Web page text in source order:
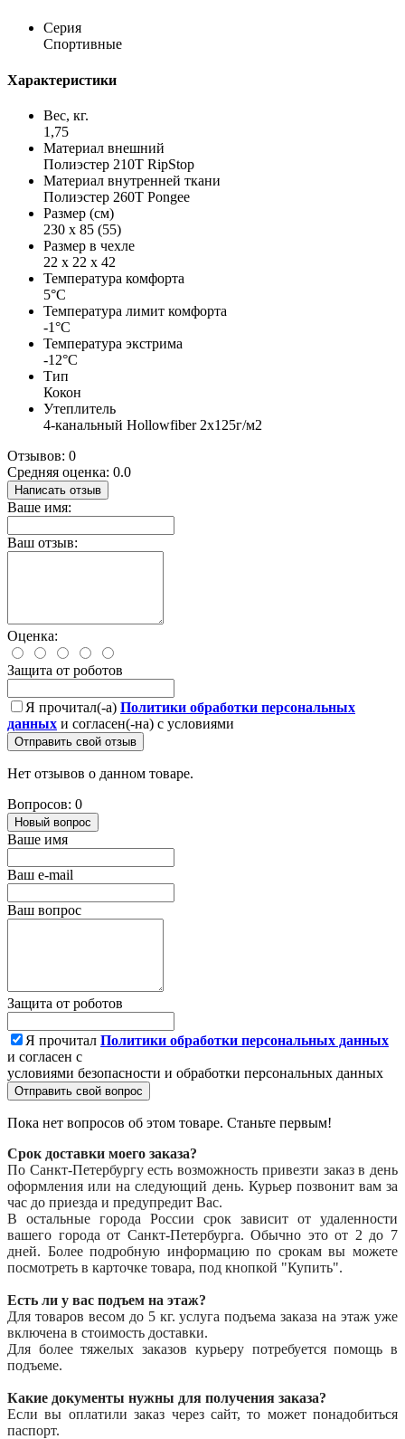
Серия
Спортивные
Характеристики
Вес, кг.
1,75
Материал внешний
Полиэстер 210T RipStop
Материал внутренней ткани
Полиэстер 260T Pongee
Размер (см)
230 x 85 (55)
Размер в чехле
22 x 22 x 42
Температура комфорта
5°C
Температура лимит комфорта
-1°C
Температура экстрима
-12°C
Тип
Кокон
Утеплитель
4-канальный Hollowfiber 2х125г/м2
Отзывов: 0
Средняя оценка: 0.0
Написать отзыв
Ваше имя:
Ваш отзыв:
Оценка:
Защита от роботов
Я прочитал(-а) Политики обработки персональных
данных и согласен(-на) с условиями
Отправить свой отзыв
Нет отзывов о данном товаре.
Вопросов: 0
Новый вопрос
Ваше имя
Ваш e-mail
Ваш вопрос
Защита от роботов
Я прочитал Политики обработки персональных данных
и согласен с
условиями безопасности и обработки персональных данных
Отправить свой вопрос
Пока нет вопросов об этом товаре. Станьте первым!
Срок доставки моего заказа?
По Санкт-Петербургу есть возможность привезти заказ в день
оформления или на следующий день. Курьер позвонит вам за
час до приезда и предупредит Вас.
В остальные города России срок зависит от удаленности
вашего города от Санкт-Петербурга. Обычно это от 2 до 7
дней. Более подробную информацию по срокам вы можете
посмотреть в карточке товара, под кнопкой "Купить".
Есть ли у вас подъем на этаж?
Для товаров весом до 5 кг. услуга подъема заказа на этаж уже
включена в стоимость доставки.
Для более тяжелых заказов курьеру потребуется помощь в
подъеме.
Какие документы нужны для получения заказа?
Если вы оплатили заказ через сайт, то может понадобиться
паспорт.